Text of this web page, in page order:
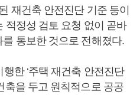
재건축 안전진단 기준 등이
적정성 검토 요청 없이 곧바
통보한 것으로 전해졌다.
한 ‘주택 재건축 안전진단
축을 두고 원칙적으로 공공